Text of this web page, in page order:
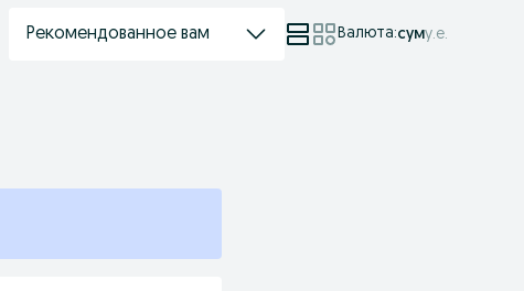
Рекомендованное вам Валюта:суму.е.